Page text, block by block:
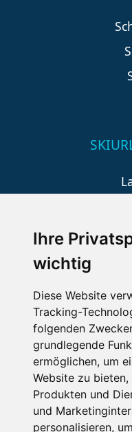
Ihre
wichtig
Diese Website
Tracking-
folgenden
grundlegende
ermöglichen, um
Website zu bieten,
Produkten und
und
personalisieren,
Die Schneehoehen
Muss für alle